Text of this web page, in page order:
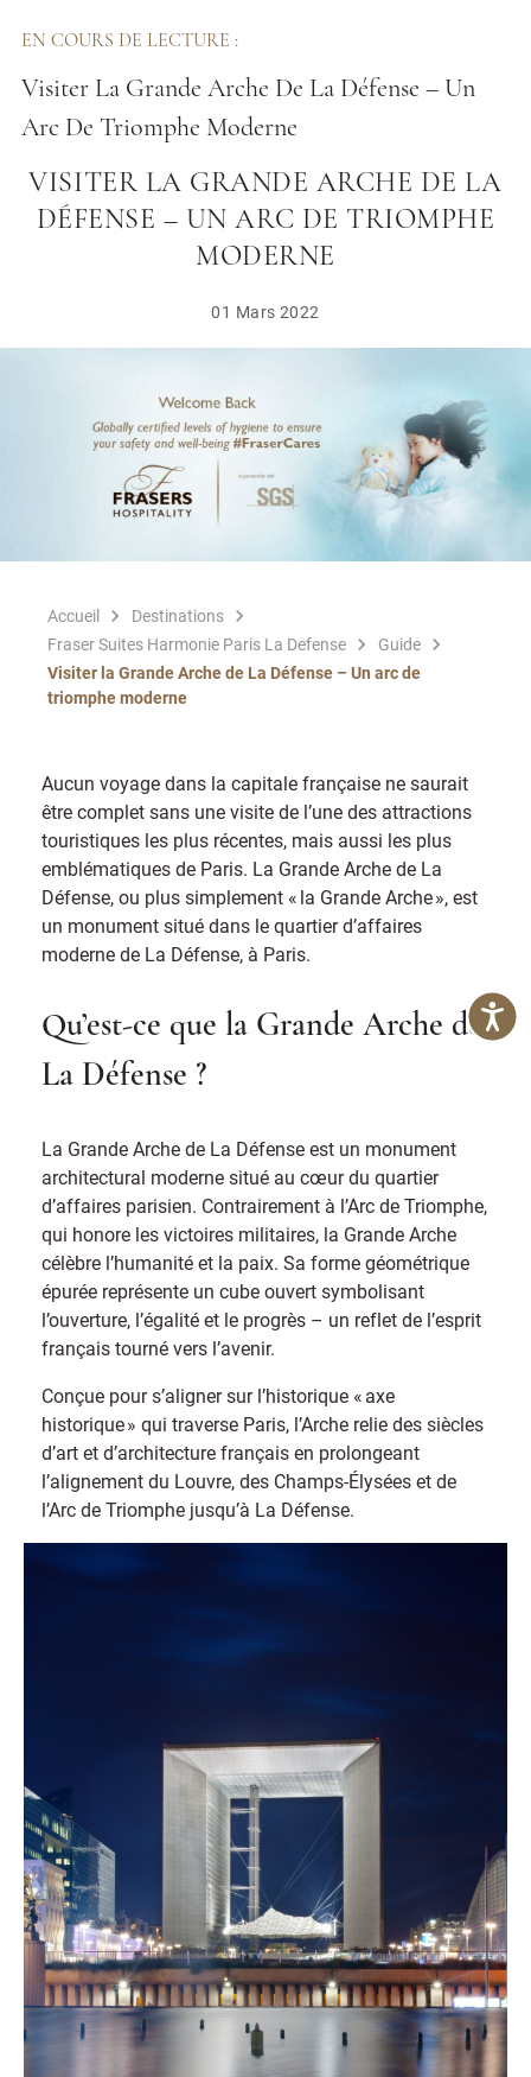
EN COURS DE LECTURE :
Visiter La Grande Arche De La Défense – Un
Arc De Triomphe Moderne
VISITER LA GRANDE ARCHE DE LA
DÉFENSE – UN ARC DE TRIOMPHE
MODERNE
01 Mars 2022
Accueil
Destinations
Fraser Suites Harmonie Paris La Defense
Guide
Visiter la Grande Arche de La Défense – Un arc de
triomphe moderne
Aucun voyage dans la capitale française ne saurait
être complet sans une visite de l’une des attractions
touristiques les plus récentes, mais aussi les plus
emblématiques de Paris. La Grande Arche de La
Défense, ou plus simplement « la Grande Arche », est
un monument situé dans le quartier d’affaires
moderne de La Défense, à Paris.
Qu’est-ce que la Grande Arche de
La Défense ?
La Grande Arche de La Défense est un monument
architectural moderne situé au cœur du quartier
d’affaires parisien. Contrairement à l’Arc de Triomphe,
qui honore les victoires militaires, la Grande Arche
célèbre l’humanité et la paix. Sa forme géométrique
épurée représente un cube ouvert symbolisant
l’ouverture, l’égalité et le progrès – un reflet de l’esprit
français tourné vers l’avenir.
Conçue pour s’aligner sur l’historique « axe
historique » qui traverse Paris, l’Arche relie des siècles
d’art et d’architecture français en prolongeant
l’alignement du Louvre, des Champs-Élysées et de
l’Arc de Triomphe jusqu’à La Défense.